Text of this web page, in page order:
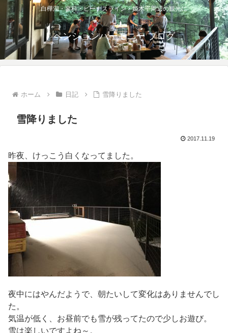
白樺湖・蓼科・ビーナスライン・姫木平周辺の観光に
ペンションハーモニー ブログ
ホーム 日記 雪降りました
雪降りました
2017.11.19
昨夜、けっこう白くなってました。
夜中にはやんだようで、朝たいして変化はありませんでし
た。
気温が低く、お昼前でも雪が残ってたので少しお遊び。
雪は楽しいですよね～。